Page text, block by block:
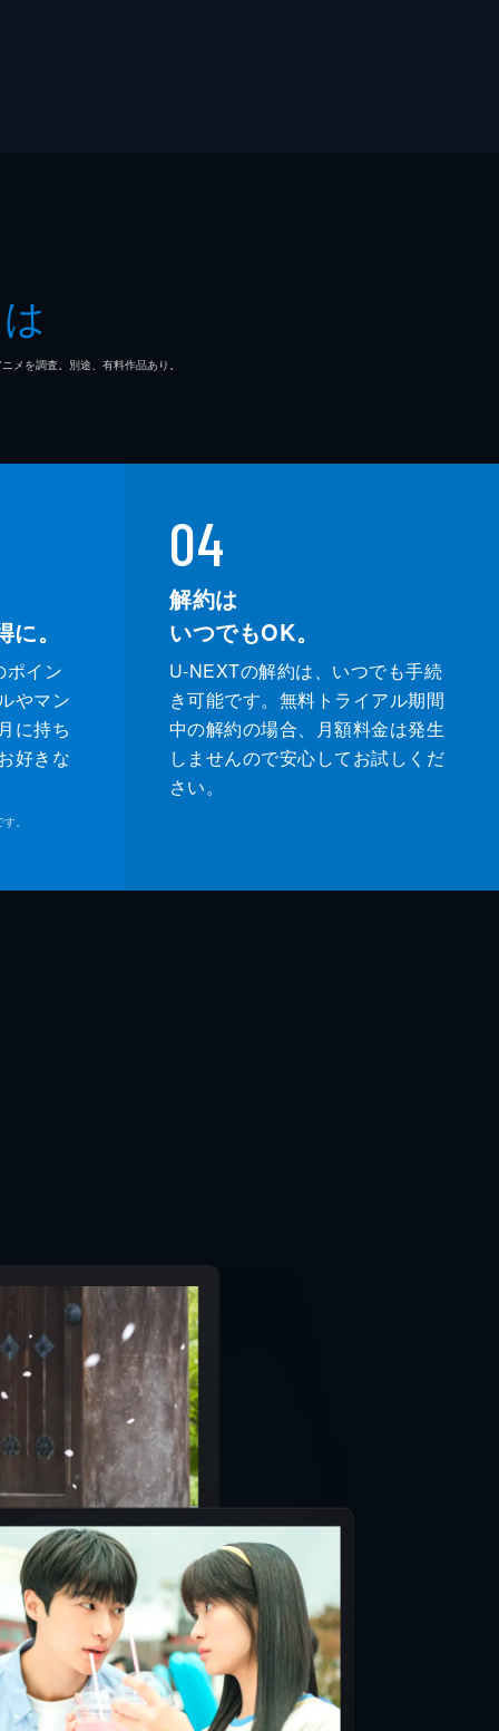
を調査。別途、有料作品あり。
。
ポイン
やマン
に持ち
好きな
。
04
解約は
いつでもOK。
U-NEXTの解約は、いつでも手続
き可能です。無料トライアル期間
中の解約の場合、月額料金は発生
しませんので安心してお試しくだ
さい。